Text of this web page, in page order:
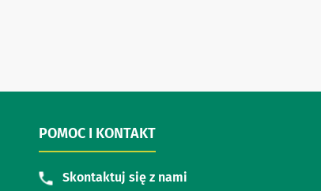
POMOC I KONTAKT
Skontaktuj się z nami